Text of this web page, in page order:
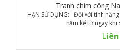
Tranh chim công
HẠN SỬ DỤNG: - Đối với tính
năm kể từ ngày khi